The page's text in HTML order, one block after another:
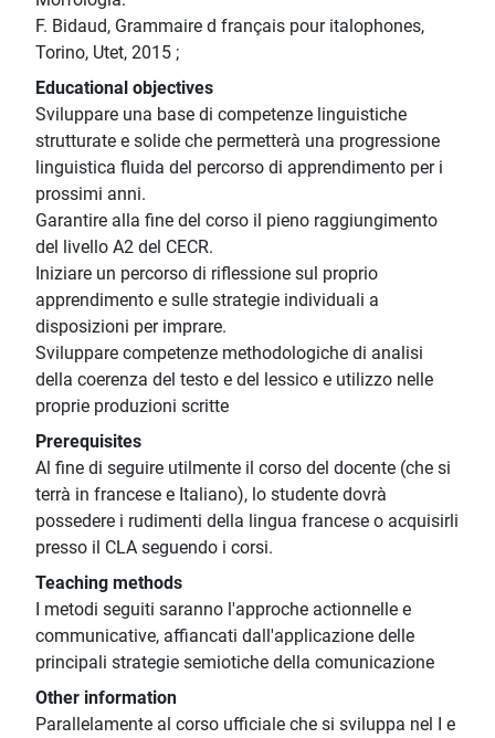
F. Bidaud, Grammaire d français pour italophones,
Torino, Utet, 2015 ;
Educational objectives
Sviluppare una base di competenze linguistiche
strutturate e solide che permetterà una progressione
linguistica fluida del percorso di apprendimento per i
prossimi anni.
Garantire alla fine del corso il pieno raggiungimento
del livello A2 del CECR.
Iniziare un percorso di riflessione sul proprio
apprendimento e sulle strategie individuali a
disposizioni per imprare.
Sviluppare competenze methodologiche di analisi
della coerenza del testo e del lessico e utilizzo nelle
proprie produzioni scritte
Prerequisites
Al fine di seguire utilmente il corso del docente (che si
terrà in francese e Italiano), lo studente dovrà
possedere i rudimenti della lingua francese o acquisirli
presso il CLA seguendo i corsi.
Teaching methods
I metodi seguiti saranno l'approche actionnelle e
communicative, affiancati dall'applicazione delle
principali strategie semiotiche della comunicazione
Other information
Parallelamente al corso ufficiale che si sviluppa nel I e